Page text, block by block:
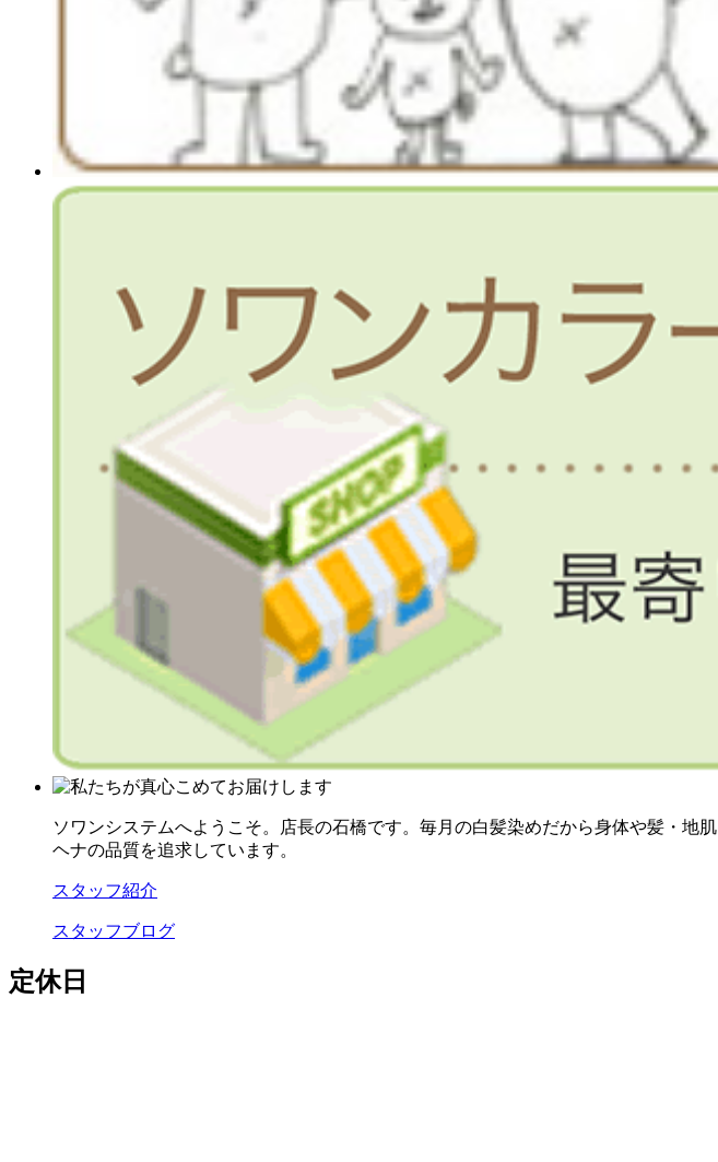
ソワンシステムへようこそ。店長の石橋です。毎月の白髪染めだから身体や髪・地
ヘナの品質を追求しています。
スタッフ紹介
スタッフブログ
定休日